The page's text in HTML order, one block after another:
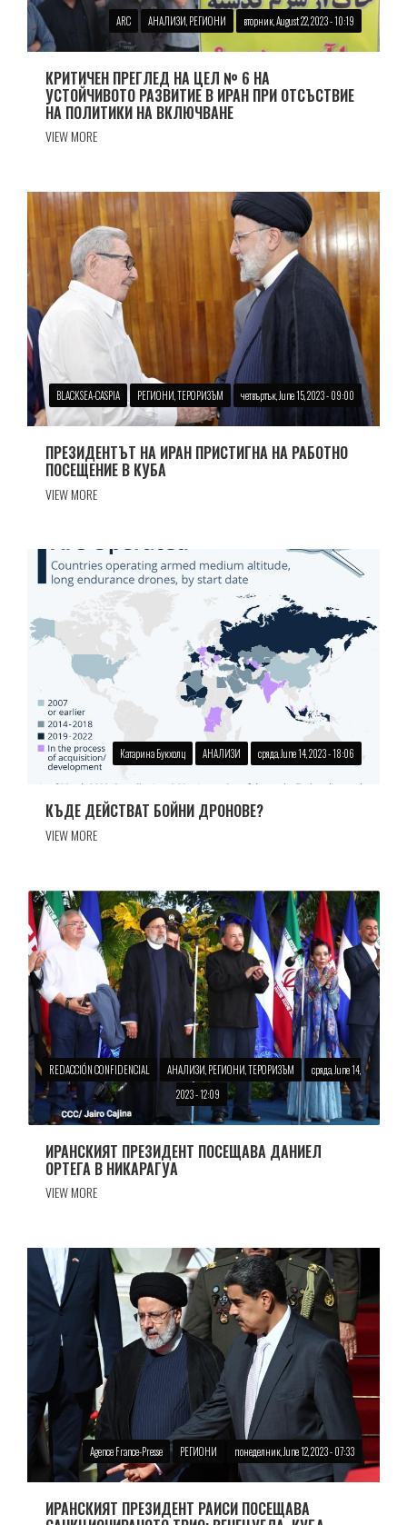
ARC АНАЛИЗИ, РЕГИОНИ вторник, August 22, 2023 - 10:19
КРИТИЧЕН ПРЕГЛЕД НА ЦЕЛ № 6 НА
УСТОЙЧИВОТО РАЗВИТИЕ В ИРАН ПРИ ОТСЪСТВИЕ
НА ПОЛИТИКИ НА ВКЛЮЧВАНЕ
VIEW MORE
BLACKSEA-CASPIA РЕГИОНИ, ТЕРОРИЗЪМ четвъртък, June 15, 2023 - 09:00
ПРЕЗИДЕНТЪТ НА ИРАН ПРИСТИГНА НА РАБОТНО
ПОСЕЩЕНИЕ В КУБА
VIEW MORE
Катарина Букхолц АНАЛИЗИ сряда, June 14, 2023 - 18:06
КЪДЕ ДЕЙСТВАТ БОЙНИ ДРОНОВЕ?
VIEW MORE
REDACCIÓN CONFIDENCIAL АНАЛИЗИ, РЕГИОНИ, ТЕРОРИЗЪМ
сряда, June 14,
2023 - 12:09
ИРАНСКИЯТ ПРЕЗИДЕНТ ПОСЕЩАВА ДАНИЕЛ
ОРТЕГА В НИКАРАГУА
VIEW MORE
Agence France-Presse РЕГИОНИ понеделник, June 12, 2023 - 07:33
ИРАНСКИЯТ ПРЕЗИДЕНТ РАИСИ ПОСЕЩАВА